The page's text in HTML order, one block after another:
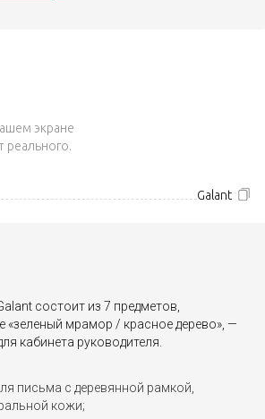
экране
реального.
Galant
состоит из 7 предметов,
«зеленый мрамор / красное дерево», —
кабинета руководителя.
письма с деревянной рамкой,
кожи;